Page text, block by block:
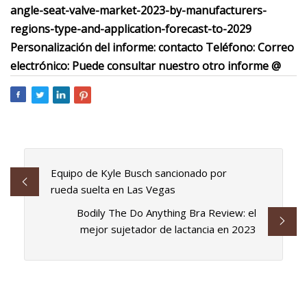
angle-seat-valve-market-2023-by-manufacturers-
regions-type-and-application-forecast-to-2029
Personalización del informe: contacto Teléfono: Correo
electrónico: Puede consultar nuestro otro informe @
Equipo de Kyle Busch sancionado por
rueda suelta en Las Vegas
Bodily The Do Anything Bra Review: el
mejor sujetador de lactancia en 2023